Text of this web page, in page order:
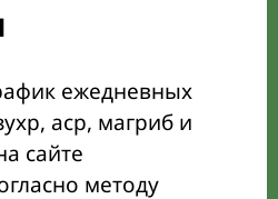
ежедневных
аср, магриб и
сайте
методу